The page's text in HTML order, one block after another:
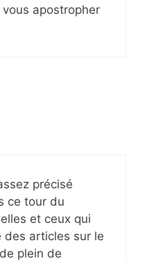
vous apostropher
précisé
ce tour du
et ceux qui
des articles sur le
plein de